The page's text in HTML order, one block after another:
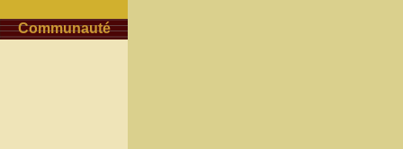
Communauté